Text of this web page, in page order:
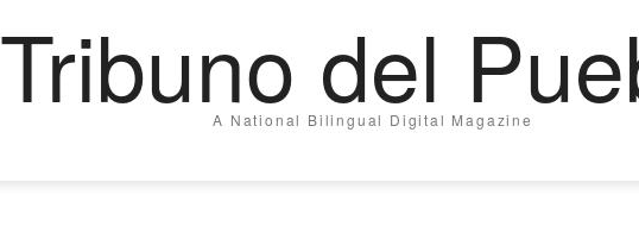
Tribuno del
A National Bilingual Digital Magazine